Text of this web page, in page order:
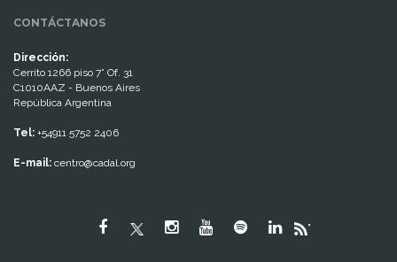
CONTÁCTANOS
Dirección:
Cerrito 1266 piso 7° Of. 31
C1010AAZ - Buenos Aires
República Argentina
Tel: +54911 5752 2406
E-mail: centro@cadal.org
"